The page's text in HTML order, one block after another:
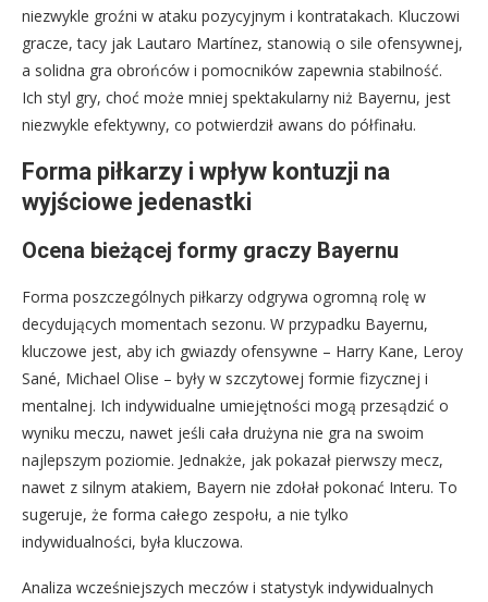
niezwykle groźni w ataku pozycyjnym i kontratakach. Kluczowi
gracze, tacy jak Lautaro Martínez, stanowią o sile ofensywnej,
a solidna gra obrońców i pomocników zapewnia stabilność.
Ich styl gry, choć może mniej spektakularny niż Bayernu, jest
niezwykle efektywny, co potwierdził awans do półfinału.
Forma piłkarzy i wpływ kontuzji na
wyjściowe jedenastki
Ocena bieżącej formy graczy Bayernu
Forma poszczególnych piłkarzy odgrywa ogromną rolę w
decydujących momentach sezonu. W przypadku Bayernu,
kluczowe jest, aby ich gwiazdy ofensywne – Harry Kane, Leroy
Sané, Michael Olise – były w szczytowej formie fizycznej i
mentalnej. Ich indywidualne umiejętności mogą przesądzić o
wyniku meczu, nawet jeśli cała drużyna nie gra na swoim
najlepszym poziomie. Jednakże, jak pokazał pierwszy mecz,
nawet z silnym atakiem, Bayern nie zdołał pokonać Interu. To
sugeruje, że forma całego zespołu, a nie tylko
indywidualności, była kluczowa.
Analiza wcześniejszych meczów i statystyk indywidualnych